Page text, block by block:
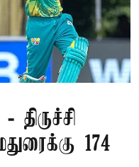
திருச்சி
174